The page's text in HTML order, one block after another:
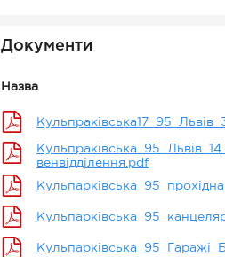
Документи
Назва
венвідділення.pdf